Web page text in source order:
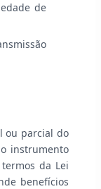
de
ou parcial do
instrumento
da Lei
benefícios